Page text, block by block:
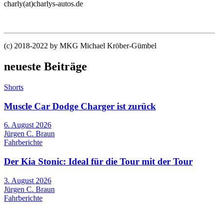
charly(at)charlys-autos.de
(c) 2018-2022 by MKG Michael Kröber-Gümbel
neueste Beiträge
Shorts
Muscle Car Dodge Charger ist zurück
6. August 2026
Jürgen C. Braun
Fahrberichte
Der Kia Stonic: Ideal für die Tour mit der Tour
3. August 2026
Jürgen C. Braun
Fahrberichte